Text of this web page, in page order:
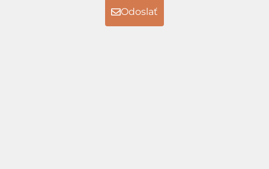
Odoslať